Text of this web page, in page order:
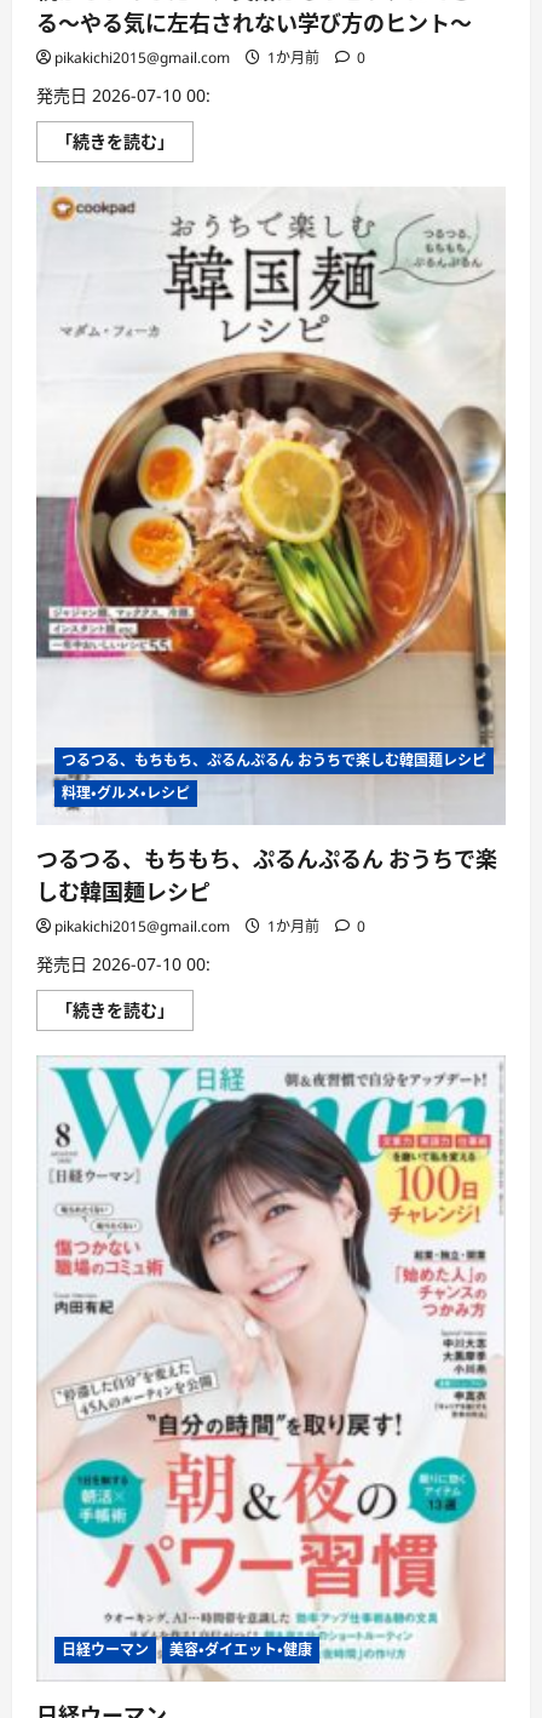
る〜やる気に左右されない学び方のヒント〜
pikakichi2015@gmail.com 1か月前 0
発売日 2026-07-10 00:
「続きを読む」
か
い
な
た
へ、
英
語
は
ラ
ク
で
き
る〜
や
る
気
に
左
右
さ
れ
な
い
学
び
方
ト〜
に
つ
い
ら
に
読
む
つるつる、もちもち、ぷるんぷるん おうちで楽しむ韓国麺レシピ
料理・グルメ・レシピ
つるつる、もちもち、ぷるんぷるん おうちで楽
しむ韓国麺レシピ
pikakichi2015@gmail.com 1か月前 0
発売日 2026-07-10 00:
「続きを読む」
る
る、
も
ち
も
ち、
ぷ
る
ん
お
う
ち
で
し
韓
国
麺
レ
シ
ピ
に
つ
い
て
さ
ら
に
読
日経ウーマン 美容・ダイエット・健康